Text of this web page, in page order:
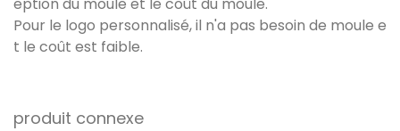
eption du moule et le coût du moule.
Pour le logo personnalisé, il n'a pas besoin de moule e
t le coût est faible.
produit connexe